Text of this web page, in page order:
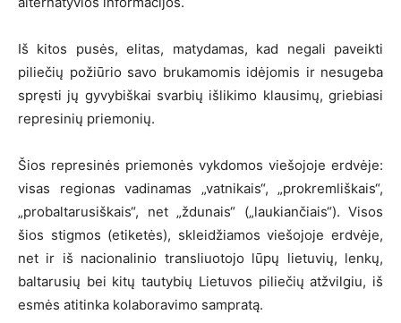
Iš kitos pusės, elitas, matydamas, kad negali paveikti
piliečių požiūrio savo brukamomis idėjomis ir nesugeba
spręsti jų gyvybiškai svarbių išlikimo klausimų, griebiasi
represinių priemonių.
Šios represinės priemonės vykdomos viešojoje erdvėje:
visas regionas vadinamas „vatnikais“, „prokremliškais“,
„probaltarusiškais“, net „ždunais“ („laukiančiais“). Visos
šios stigmos (etiketės), skleidžiamos viešojoje erdvėje,
net ir iš nacionalinio transliuotojo lūpų lietuvių, lenkų,
baltarusių bei kitų tautybių Lietuvos piliečių atžvilgiu, iš
esmės atitinka kolaboravimo sampratą.